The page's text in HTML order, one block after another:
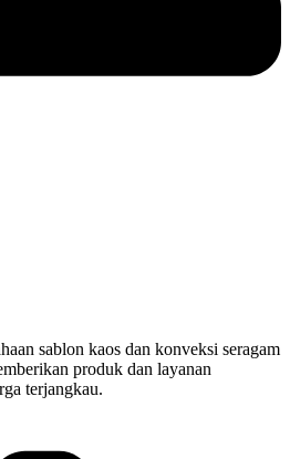
sablon kaos dan konveksi seragam
produk dan layanan
terjangkau.